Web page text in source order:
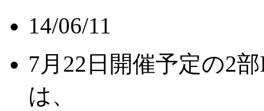
14/06/11
7月22日開催予定の2
は、